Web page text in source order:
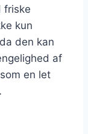
friske
kun
den kan
af
en let